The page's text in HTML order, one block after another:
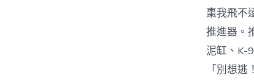
棗我飛不
推進器。
泥缸、K-
「別想